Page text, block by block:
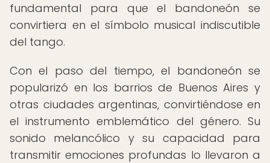
fundamental para que el bandoneón se
convirtiera en el símbolo musical indiscutible
del tango.
Con el paso del tiempo, el bandoneón se
popularizó en los barrios de Buenos Aires y
otras ciudades argentinas, convirtiéndose en
el instrumento emblemático del género. Su
sonido melancólico y su capacidad para
transmitir emociones profundas lo llevaron a